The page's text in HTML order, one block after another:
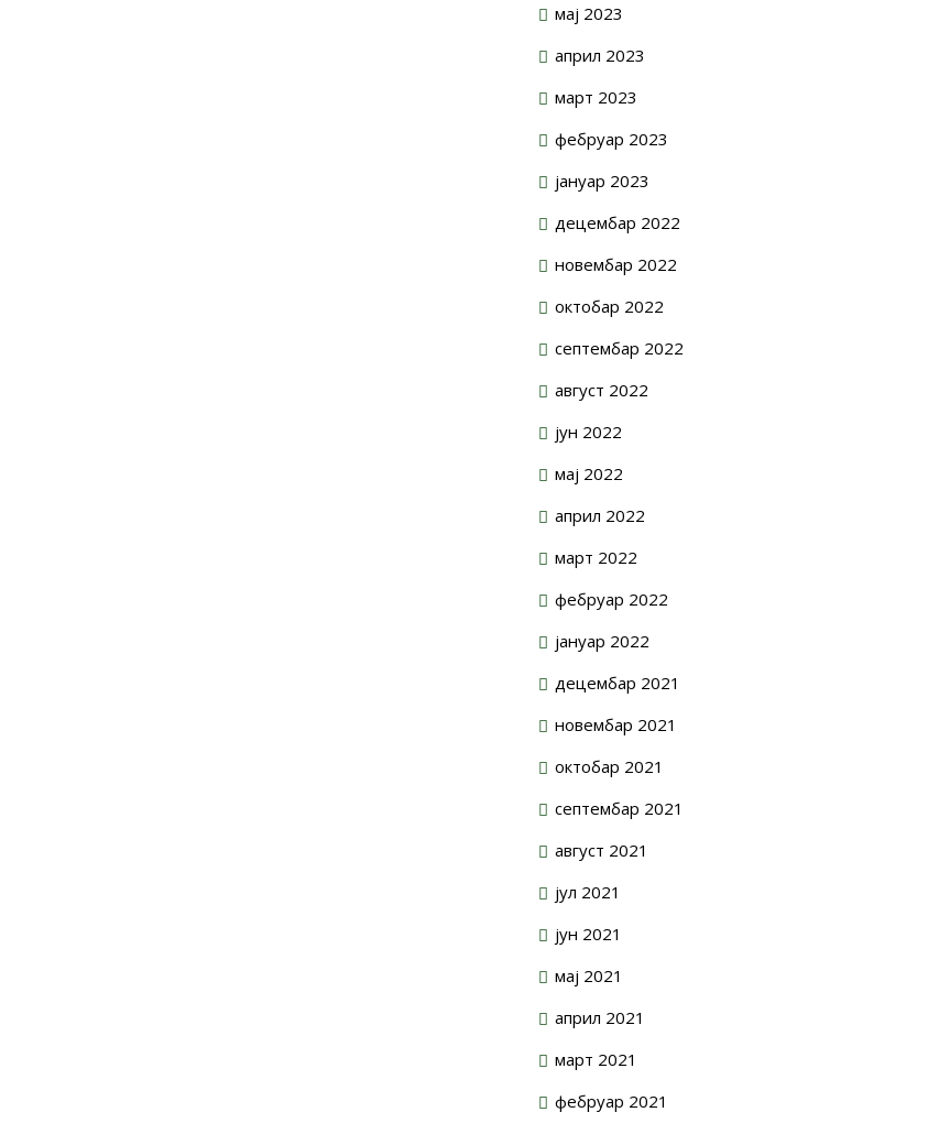
мај 2023
април 2023
март 2023
фебруар 2023
јануар 2023
децембар 2022
новембар 2022
октобар 2022
септембар 2022
август 2022
јун 2022
мај 2022
април 2022
март 2022
фебруар 2022
јануар 2022
децембар 2021
новембар 2021
октобар 2021
септембар 2021
август 2021
јул 2021
јун 2021
мај 2021
април 2021
март 2021
фебруар 2021